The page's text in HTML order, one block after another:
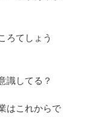
ろてしょう
識してる？
はこれからで